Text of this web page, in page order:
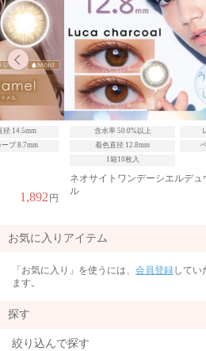
径 14.5mm
ブ 8.7mm
1,892 円
含水率 50.0%以上
着色直径 12.8mm
1箱10枚入
ネオサイトワンデーシエルデ
ル
お気に入りアイテム
「お気に入り」を使うには、 会員登録してい
ます。
探す
絞り込んで探す